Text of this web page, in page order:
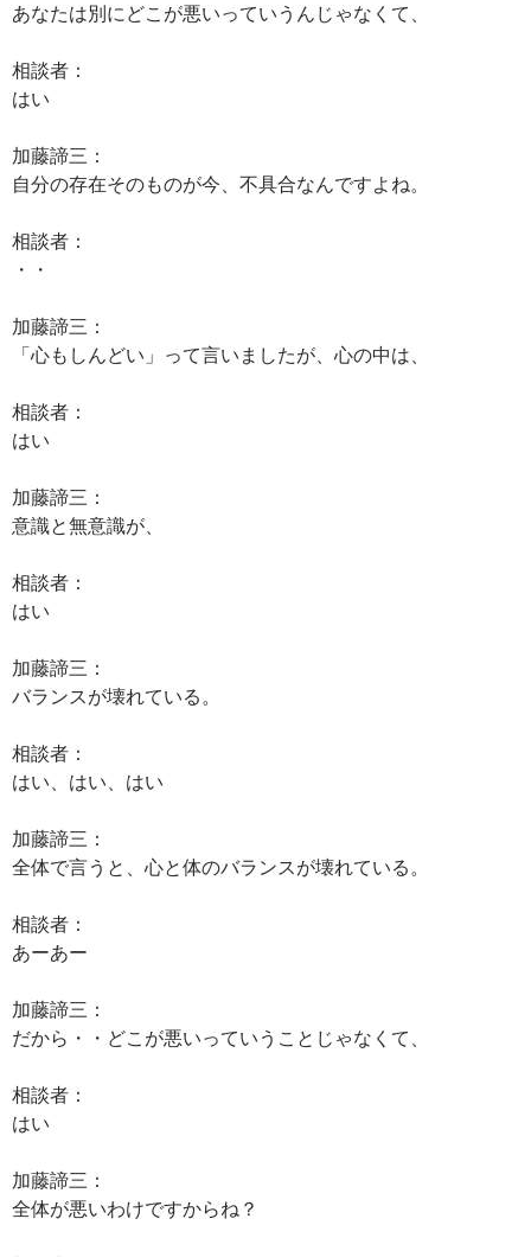
あなたは別にどこが悪いっていうんじゃなくて、
相談者：
はい
加藤諦三：
自分の存在そのものが今、不具合なんですよね。
相談者：
・・
加藤諦三：
「心もしんどい」って言いましたが、心の中は、
相談者：
はい
加藤諦三：
意識と無意識が、
相談者：
はい
加藤諦三：
バランスが壊れている。
相談者：
はい、はい、はい
加藤諦三：
全体で言うと、心と体のバランスが壊れている。
相談者：
あーあー
加藤諦三：
だから・・どこが悪いっていうことじゃなくて、
相談者：
はい
加藤諦三：
全体が悪いわけですからね？